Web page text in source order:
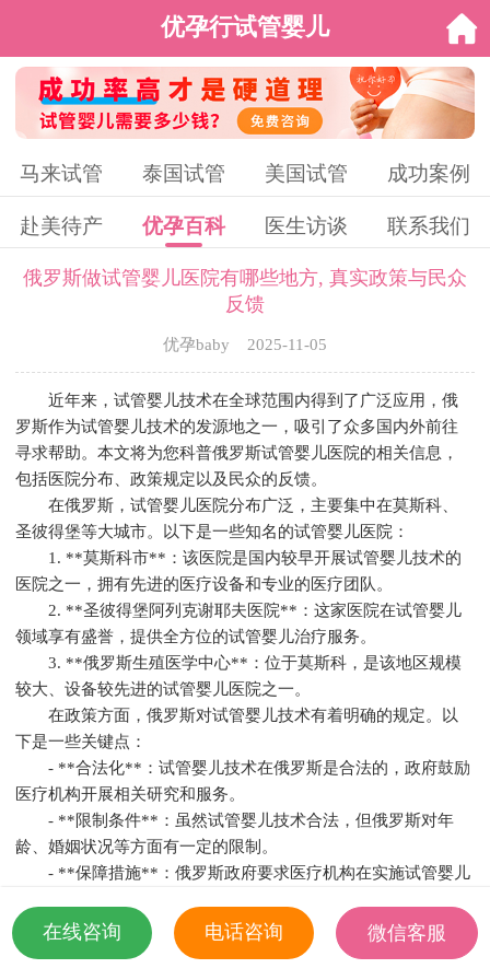
优孕行试管婴儿
马来试管 泰国试管 美国试管 成功案例
赴美待产 优孕百科 医生访谈 联系我们
俄罗斯做试管婴儿医院有哪些地方, 真实政策与民众
反馈
优孕baby 2025-11-05
近年来，试管婴儿技术在全球范围内得到了广泛应用，俄
罗斯作为试管婴儿技术的发源地之一，吸引了众多国内外前往
寻求帮助。本文将为您科普俄罗斯试管婴儿医院的相关信息，
包括医院分布、政策规定以及民众的反馈。
在俄罗斯，试管婴儿医院分布广泛，主要集中在莫斯科、
圣彼得堡等大城市。以下是一些知名的试管婴儿医院：
1. **莫斯科市**：该医院是国内较早开展试管婴儿技术的
医院之一，拥有先进的医疗设备和专业的医疗团队。
2. **圣彼得堡阿列克谢耶夫医院**：这家医院在试管婴儿
领域享有盛誉，提供全方位的试管婴儿治疗服务。
3. **俄罗斯生殖医学中心**：位于莫斯科，是该地区规模
较大、设备较先进的试管婴儿医院之一。
在政策方面，俄罗斯对试管婴儿技术有着明确的规定。以
下是一些关键点：
- **合法化**：试管婴儿技术在俄罗斯是合法的，政府鼓励
医疗机构开展相关研究和服务。
- **限制条件**：虽然试管婴儿技术合法，但俄罗斯对年
龄、婚姻状况等方面有一定的限制。
- **保障措施**：俄罗斯政府要求医疗机构在实施试管婴儿
关于民众的反馈，俄罗斯试管婴儿医院的服务质量普遍得
到了认可。以下是一些反馈亮点：
在线咨询 电话咨询
微信客服